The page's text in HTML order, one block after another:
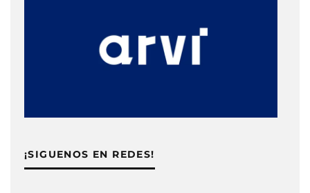
¡SIGUENOS EN REDES!